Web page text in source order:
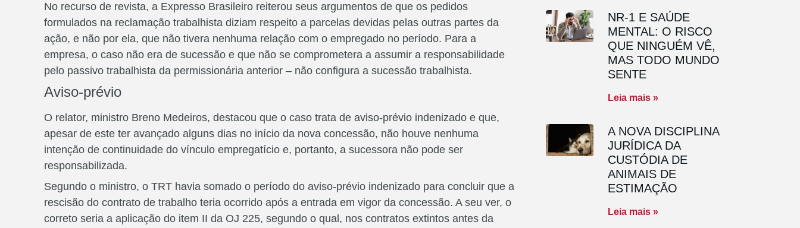
No recurso de revista, a Expresso Brasileiro reiterou seus argumentos de que os pedidos
formulados na reclamação trabalhista diziam respeito a parcelas devidas pelas outras partes da
ação, e não por ela, que não tivera nenhuma relação com o empregado no período. Para a
empresa, o caso não era de sucessão e que não se comprometera a assumir a responsabilidade
pelo passivo trabalhista da permissionária anterior – não configura a sucessão trabalhista.
Aviso-prévio
O relator, ministro Breno Medeiros, destacou que o caso trata de aviso-prévio indenizado e que,
apesar de este ter avançado alguns dias no início da nova concessão, não houve nenhuma
intenção de continuidade do vínculo empregatício e, portanto, a sucessora não pode ser
responsabilizada.
Segundo o ministro, o TRT havia somado o período do aviso-prévio indenizado para concluir que a
rescisão do contrato de trabalho teria ocorrido após a entrada em vigor da concessão. A seu ver, o
correto seria a aplicação do item II da OJ 225, segundo o qual, nos contratos extintos antes da
NR-1 E SAÚDE
MENTAL: O RISCO
QUE NINGUÉM VÊ,
MAS TODO MUNDO
SENTE
Leia mais »
A NOVA DISCIPLINA
JURÍDICA DA
CUSTÓDIA DE
ANIMAIS DE
ESTIMAÇÃO
Leia mais »